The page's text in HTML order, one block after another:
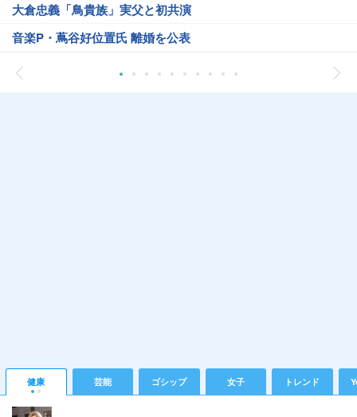
大倉忠義「鳥貴族」実父と初共演
音楽P・蔦谷好位置氏 離婚を公表
健康 芸能 ゴシップ 女子 トレンド